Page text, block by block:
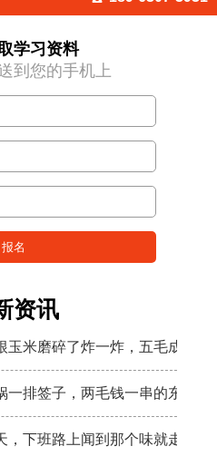
学习资料
到您的手机上
资讯
玉米磨碎了炸一炸，五毛成本卖
一排签子，两毛钱一串的东西炸
，下班路上闻到那个味就走不动